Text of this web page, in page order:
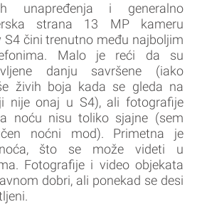
unapređenja i generalno
strana 13 MP kameru
S4 čini trenutno među najboljim
Malo je reći da su
danju savršene (iako
živih boja kada se gleda na
nije onaj u S4), ali fotografije
noću nisu toliko sjajne (sem
noćni mod). Primetna je
što se može videti u
Fotografije i video objekata
dobri, ali ponekad se desi